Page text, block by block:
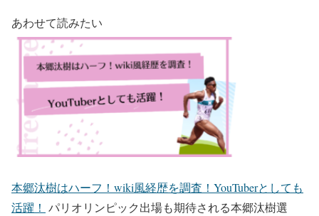
あわせて読みたい
本郷汰樹はハーフ！wiki風経歴を調査！YouTuberとしても
活躍！ パリオリンピック出場も期待される本郷汰樹選